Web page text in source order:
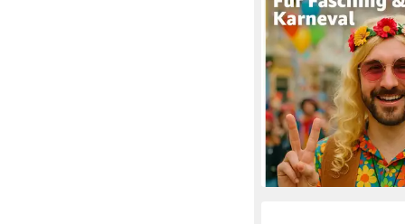
Kostüm-Perücke
Perücke Wig – 70er
Fasching & Karneval
4,99 € UVP 9,99 €
-50%
lieferbar - in 3-4